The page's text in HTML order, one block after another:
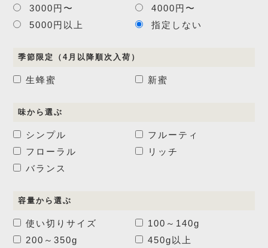
3000円〜
4000円〜
5000円以上
指定しない
季節限定（4月以降順次入荷）
生蜂蜜 新蜜
味から選ぶ
シンプル
フルーティ
フローラル
リッチ
バランス
容量から選ぶ
使い切りサイズ
100～140g
200～350g
450g以上